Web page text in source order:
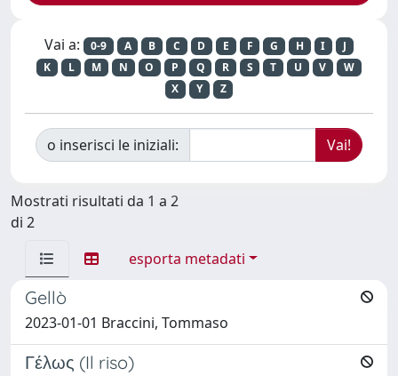
Vai a: 0-9 A B C D E F G H I
J
K
L M N O P Q R S T U V
W
X
Y Z
o inserisci le iniziali:
Mostrati risultati da 1 a 2
di 2
esporta metadati
Gellò
2023-01-01 Braccini, Tommaso
Γέλως (Il riso)